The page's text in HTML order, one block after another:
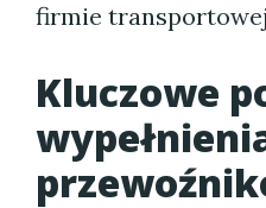
firmie
Kluczowe